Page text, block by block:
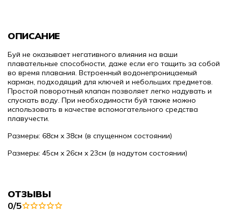
ОПИСАНИЕ
Буй не оказывает негативного влияния на ваши
плавательные способности, даже если его тащить за собой
во время плавания. Встроенный водонепроницаемый
карман, подходящий для ключей и небольших предметов.
Простой поворотный клапан позволяет легко надувать и
спускать воду. При необходимости буй также можно
использовать в качестве вспомогательного средства
плавучести.
Размеры: 68см x 38см (в спущенном состоянии)
Размеры: 45см x 26см x 23см (в надутом состоянии)
ОТЗЫВЫ
0/5